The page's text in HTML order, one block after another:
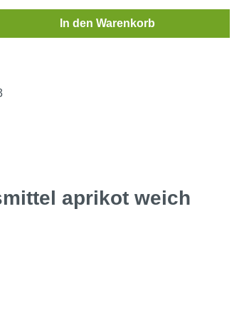
den gewünschten Wert ein
In den Warenkorb
aprikot weich